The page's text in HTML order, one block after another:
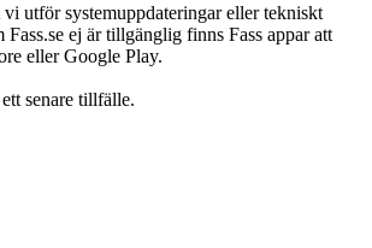
utför systemuppdateringar eller tekniskt
Fass.se ej är tillgänglig finns Fass appar att
eller Google Play.
senare tillfälle.